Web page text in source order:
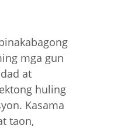
mga gun
at
huling
Kasama
taon,